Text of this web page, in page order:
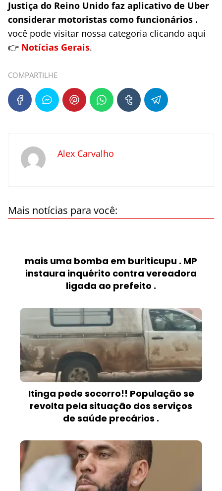
Justiça do Reino Unido faz aplicativo de Uber
considerar motoristas como funcionários .
você pode visitar nossa categoria clicando aqui
👉 Notícias Gerais.
COMPARTILHE
Alex Carvalho
Mais notícias para você:
mais uma bomba em buriticupu . MP
instaura inquérito contra vereadora
ligada ao prefeito .
Itinga pede socorro!! População se
revolta pela situação dos serviços
de saúde precários .